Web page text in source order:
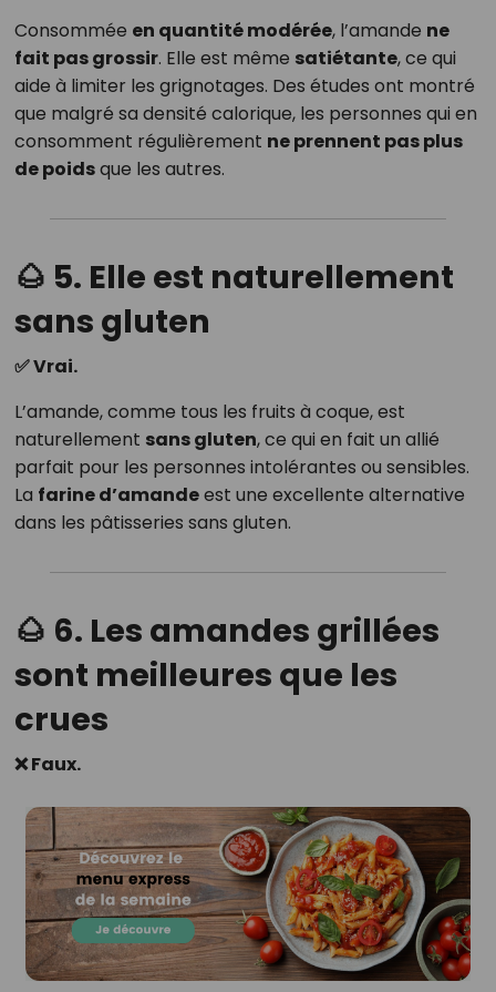
Consommée en quantité modérée, l’amande ne
fait pas grossir. Elle est même satiétante, ce qui
aide à limiter les grignotages. Des études ont montré
que malgré sa densité calorique, les personnes qui en
consomment régulièrement ne prennent pas plus
de poidsque les autres.
🌰 5. Elle est naturellement
sans gluten
✅ Vrai.
L’amande, comme tous les fruits à coque, est
naturellement sans gluten, ce qui en fait un allié
parfait pour les personnes intolérantes ou sensibles.
La farine d’amandeest une excellente alternative
dans les pâtisseries sans gluten.
🌰 6. Les amandes grillées
sont meilleures que les
crues
❌ Faux.